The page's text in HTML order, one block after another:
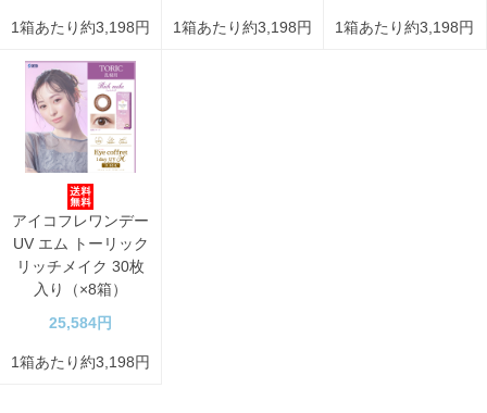
1箱あたり約3,198円 1箱あたり約3,198円 1箱あたり約3,198円
アイコフレワンデー
UV エム トーリック
リッチメイク 30枚
入り（×8箱）
25,584円
1箱あたり約3,198円